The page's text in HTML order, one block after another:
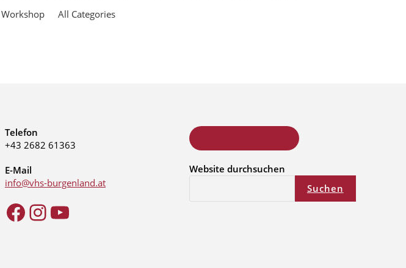
Workshop
All Categories
Telefon
+43 2682 61363
E-Mail
info@vhs-burgenland.at
Website durchsuchen
Suchen